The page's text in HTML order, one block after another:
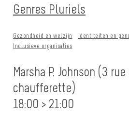
Genres Pluriels
Gezondheid en welzijn
Identiteiten en
Inclusieve organisaties
Marsha P. Johnson (3
chaufferette)
18:00 > 21:00